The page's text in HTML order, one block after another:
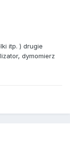
itp. ) drugie
dymomierz